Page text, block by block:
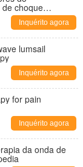
choque
Inquérito agora
lumsail
Inquérito agora
for pain
Inquérito agora
da onda de